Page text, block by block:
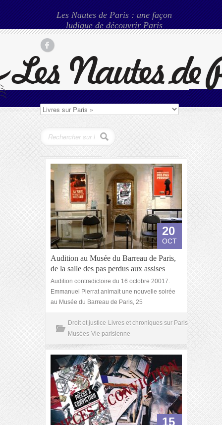
Les Nautes de Paris : une façon
ludique de découvrir Paris
20
OCT
Audition au Musée du Barreau de Paris,
de la salle des pas perdus aux assises
Audition contradictoire du 16 octobre 20017.
Emmanuel Pierrat animait une nouvelle soirée
au Musée du Barreau de Paris, 25
Droit et justice Livres et chroniques sur Paris
Musées Vie parisienne
15